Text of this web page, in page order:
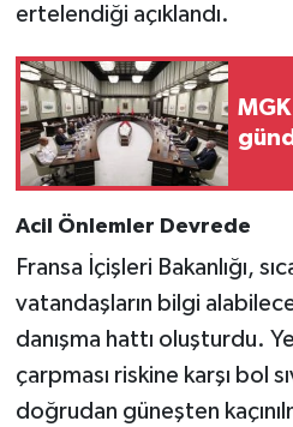
ertelendiği açıklandı.
Acil Önlemler Devrede
Fransa İçişleri Bakanlığı,
vatandaşların bilgi
danışma hattı oluşturdu.
çarpması riskine karşı bol
doğrudan güneşten